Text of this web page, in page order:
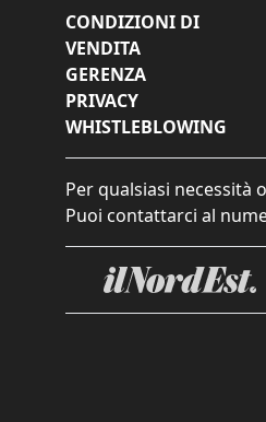
CONDIZIONI DI
VENDITA
GERENZA
PRIVACY
WHISTLEBLOWING
Per qualsiasi necessità
Puoi contattarci al